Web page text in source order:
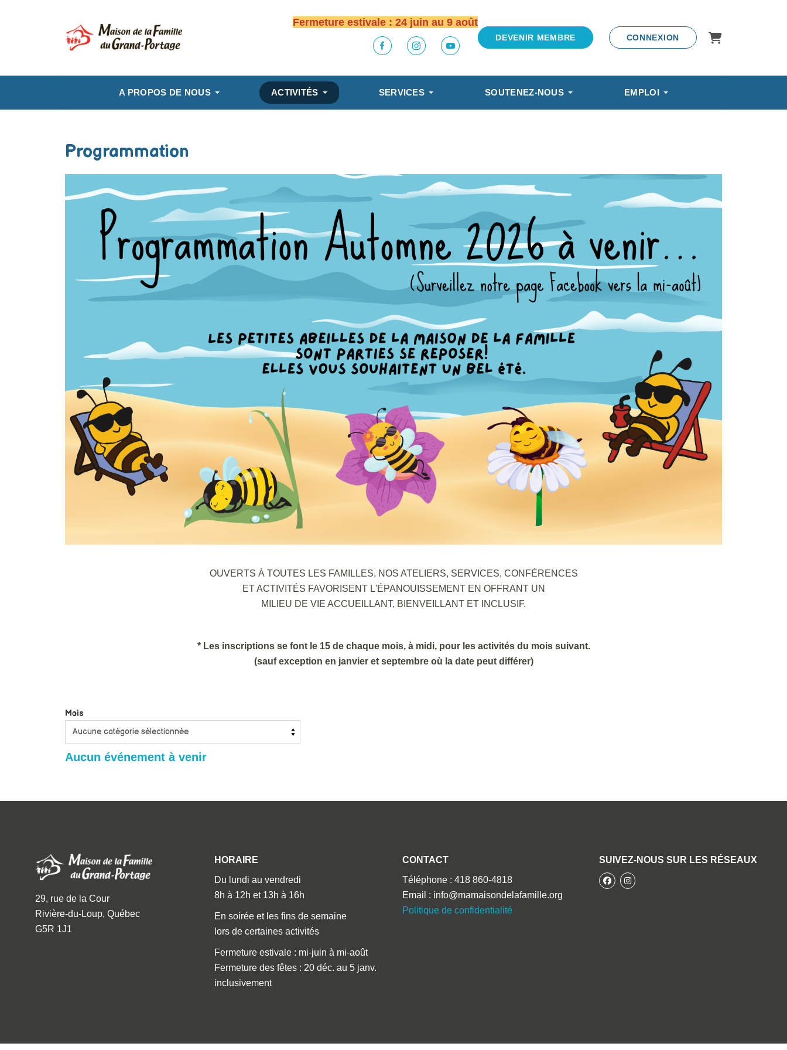
Fermeture estivale : 24 juin au 9 août
DEVENIR MEMBRE CONNEXION Panier
A PROPOS DE NOUS ACTIVITÉS SERVICES SOUTENEZ-NOUS EMPLOI
Programmation
OUVERTS À TOUTES LES FAMILLES, NOS ATELIERS, SERVICES, CONFÉRENCES
ET ACTIVITÉS FAVORISENT L'ÉPANOUISSEMENT EN OFFRANT UN
MILIEU DE VIE ACCUEILLANT, BIENVEILLANT ET INCLUSIF.
* Les inscriptions se font le 15 de chaque mois, à midi, pour les activités du mois suivant.
(sauf exception en janvier et septembre où la date peut différer)
Mois
Aucun événement à venir
29, rue de la Cour
Rivière-du-Loup, Québec
G5R 1J1
HORAIRE
Du lundi au vendredi
8h à 12h et 13h à 16h
En soirée et les fins de semaine
lors de certaines activités
Fermeture estivale : mi-juin à mi-août
Fermeture des fêtes : 20 déc. au 5 janv.
inclusivement
CONTACT
Téléphone : 418 860-4818
Email : info@mamaisondelafamille.org
Politique de confidentialité
SUIVEZ-NOUS SUR LES RÉSEAUX
facebookinstagram